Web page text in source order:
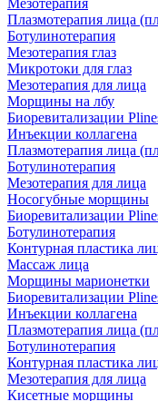
Мезотерапия
Плазмотерапия лица
Ботулинотерапия
Мезотерапия глаз
Микротоки для глаз
Мезотерапия для лица
Морщины на лбу
Биоревитализации
Инъекции коллагена
Плазмотерапия лица
Ботулинотерапия
Мезотерапия для лица
Носогубные морщины
Биоревитализации
Ботулинотерапия
Контурная пластика
Массаж лица
Морщины марионетки
Биоревитализации
Инъекции коллагена
Плазмотерапия лица
Ботулинотерапия
Контурная пластика
Мезотерапия для лица
Кисетные морщины